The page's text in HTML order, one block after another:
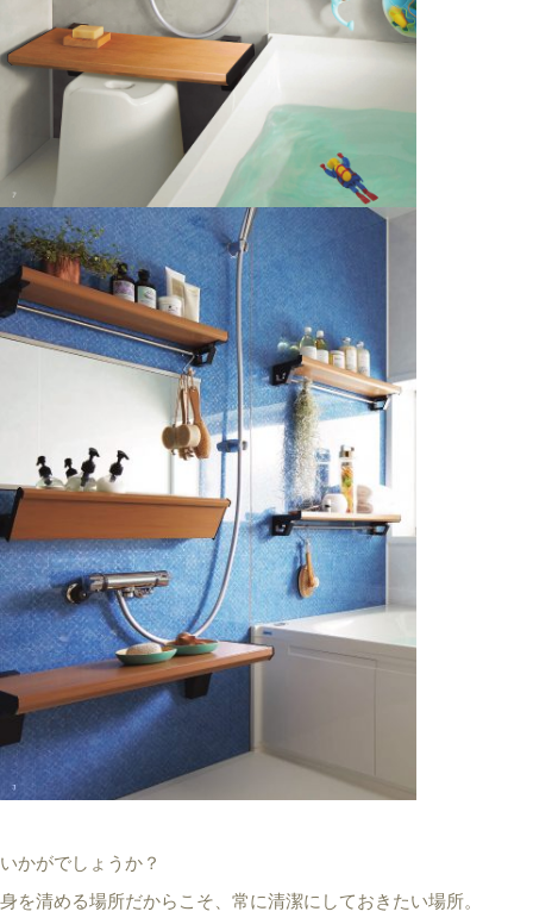
いかがでしょうか？
身を清める場所だからこそ、常に清潔にしておきたい場所。